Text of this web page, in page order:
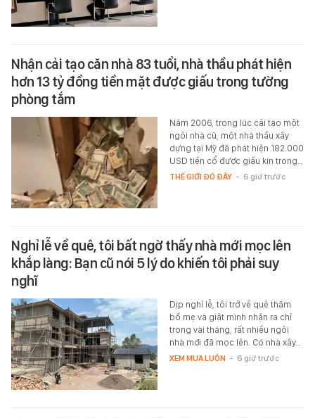
Nhận cải tạo căn nhà 83 tuổi, nhà thầu phát hiện
hơn 13 tỷ đồng tiền mặt được giấu trong tường
phòng tắm
Năm 2006, trong lúc cải tạo một
ngôi nhà cũ, một nhà thầu xây
dựng tại Mỹ đã phát hiện 182.000
USD tiền cổ được giấu kín trong…
THẾ GIỚI ĐÓ ĐÂY - 6 giờ trước
Nghỉ lễ về quê, tôi bất ngờ thấy nhà mới mọc lên
khắp làng: Bạn cũ nói 5 lý do khiến tôi phải suy
nghĩ
Dịp nghỉ lễ, tôi trở về quê thăm
bố mẹ và giật mình nhận ra chỉ
trong vài tháng, rất nhiều ngôi
nhà mới đã mọc lên. Có nhà xây…
XEM MUA LUÔN - 6 giờ trước